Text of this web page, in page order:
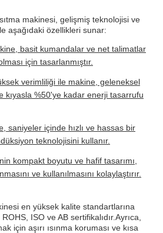
makinesi, gelişmiş teknolojisi ve
aşağıdaki özellikleri sunar:
basit kumandalar ve net talimatlar
için tasarlanmıştır.
verimliliği ile makine, geleneksel
kıyasla %50'ye kadar enerji tasarrufu
saniyeler içinde hızlı ve hassas bir
teknolojisini kullanır.
kompakt boyutu ve hafif tasarımı,
ve kullanılmasını kolaylaştırır.
en yüksek kalite standartlarına
ISO ve AB sertifikalıdır.Ayrıca,
için aşırı ısınma koruması ve kısa